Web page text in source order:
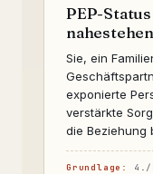
PEP-
Sie, ein
exponierte
verstärkte
die Beziehung
Grundlage: 4./